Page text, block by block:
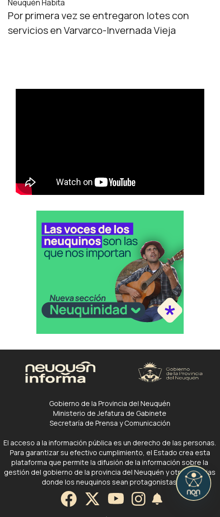
Neuquén Habita
Por primera vez se entregaron lotes con
servicios en Varvarco-Invernada Vieja
Gobierno de la Provincia del Neuquén
Ministerio de Jefatura de Gabinete
Secretaría de Prensa y Comunicación
El acceso a la información pública es un derecho de las personas.
Para garantizar su efectivo cumplimiento, el Estado crea esta
plataforma que permite la difusión de la información sobre la
gestión del gobierno de la provincia del Neuquén y otras noticias
donde los neuquinos sean protagonistas.